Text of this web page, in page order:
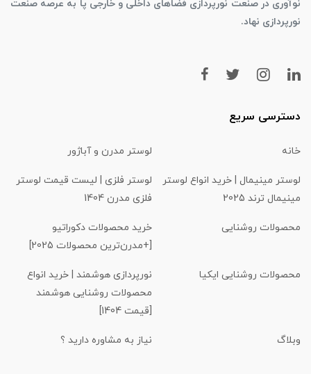
نوآوری در صنعت نورپردازی فضاهای داخلی و خارجی پا به عرصه صنعت
نورپردازی نهاد.
دسترسی سریع
خانه لوستر مدرن و آباژور
لوستر مینیمال | خرید انواع لوستر
مینیمال ترند 2025
لوستر فلزی | لیست قیمت لوستر
فلزی مدرن 1404
محصولات روشنایی
خرید محصولات دکوراتیو
[+مدرن‌ترین محصولات 2025]
محصولات روشنایی ایکیا
نورپردازی هوشمند | خرید انواع
محصولات روشنایی هوشمند
[قیمت 1404]
وبلاگ نیاز به مشاوره دارید ؟